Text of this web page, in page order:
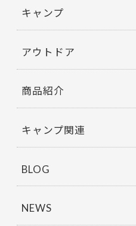
キャンプ
アウトドア
商品紹介
キャンプ関連
BLOG
NEWS